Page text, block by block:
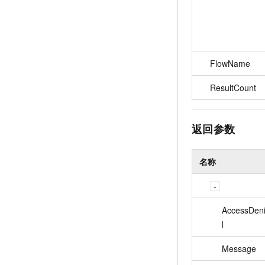
FlowName
ResultCount
返回参数
名称
l
Message